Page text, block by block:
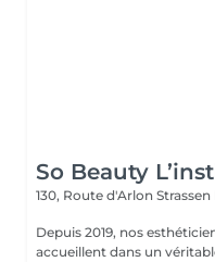
So Beauty
130, Route d'Arlon
Depuis 2019, nos
accueillent dans un